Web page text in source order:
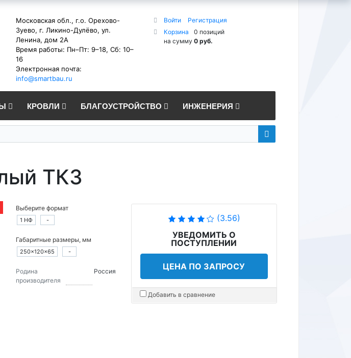
Московская обл., г.о. Орехово-
Зуево, г. Ликино-Дулёво, ул.
Ленина, дом 2А
Время работы: Пн–Пт: 9–18, Сб: 10–
16
Электронная почта:
info@smartbau.ru
Войти
Регистрация
Корзина
0 позиций
на сумму 0 руб.
КРОВЛИ БЛАГОУСТРОЙСТВО ИНЖЕНЕРИЯ
ТКЗ
Выберите формат
1 НФ -
Габаритные размеры, мм
250×120×65 -
Родина
производителя
Россия
(3.56)
УВЕДОМИТЬ О
ПОСТУПЛЕНИИ
ЦЕНА ПО ЗАПРОСУ
Добавить в сравнение